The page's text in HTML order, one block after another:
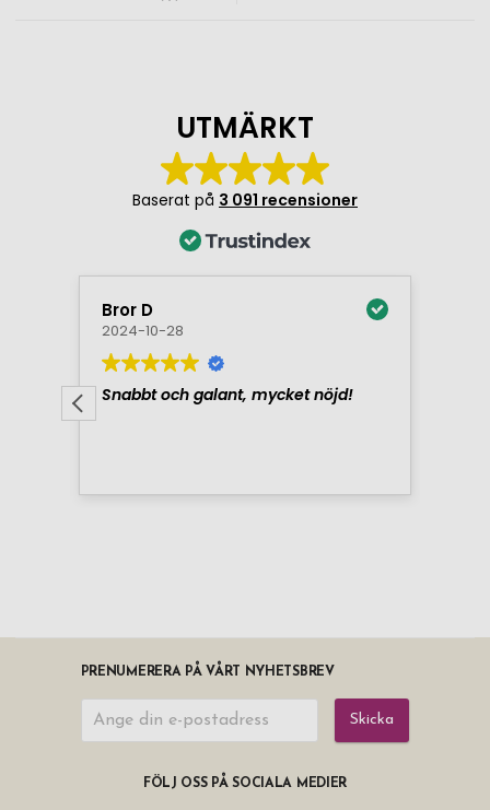
PRENUMERERA PÅ VÅRT NYHETSBREV
Skicka
FÖLJ OSS PÅ SOCIALA MEDIER